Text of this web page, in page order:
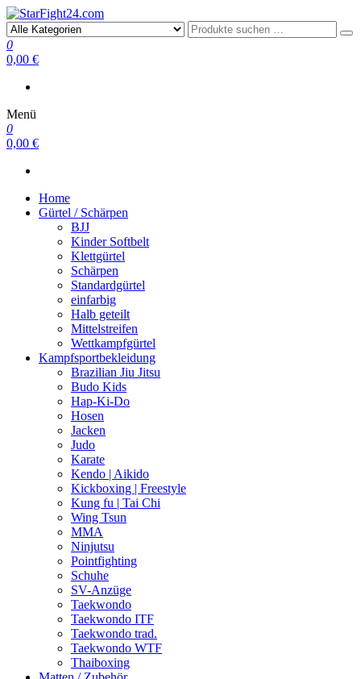
StarFight24.com
Kampfsportartikel
0
0,00 €
Menü
0
0,00 €
Home
Gürtel / Schärpen
BJJ
Kinder Softbelt
Klettgürtel
Schärpen
Standardgürtel
einfarbig
Halb geteilt
Mittelstreifen
Wettkampfgürtel
Kampfsportbekleidung
Brazilian Jiu Jitsu
Budo Kids
Hap-Ki-Do
Hosen
Jacken
Judo
Karate
Kendo | Aikido
Kickboxing | Freestyle
Kung fu | Tai Chi
Wing Tsun
MMA
Ninjutsu
Pointfighting
Schuhe
SV-Anzüge
Taekwondo
Taekwondo ITF
Taekwondo trad.
Taekwondo WTF
Thaiboxing